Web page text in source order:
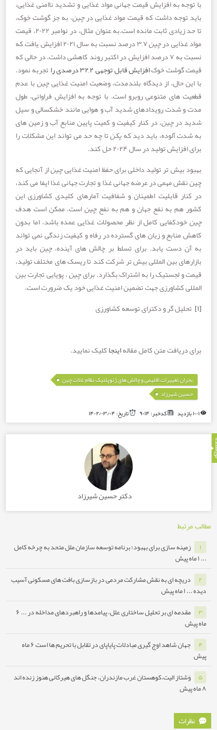
به افزایش قیمت جهانی مواد غذایی و تشدید ناامنی غذایی،
داشت که قیمت مواد غذایی درچین، به جز گوشت خوک،
تا حد زیادی ثابت مانده است.به عنوان مثال، در نوامبر ۲۰۲۲، قیمت
درچین
۳,۷ درصد نسبت به سال ۲۰۲۱ افزایش یافت که
نسبت به ۷ درصد افزایش در اکتبر روند کاهشی داشت، در حالی که
گوشت خوکافزایش قابل توجهی۳۲,۲ درصدی راتجربه نمود.
حال، از دیدگاه بلندمدت، وضعیت امنیت غذاییچین با عدم
های متنوعی روبرو است. با توجه به افزایش فراوانی، طول
شدت رویدادهای شدید آب و هوایی مانند خشکسالی و سیل
چین، در کنار کیفیت و کمیت پایین منابع آب و زمین های
آلوده، باید دید کهپکنتا چه حد می تواند این مشکلات را
تولید در سال ۲۰۲۴ حل کند.
بیش تر تولید داخلی برای حفظ امنیت غذاییچین از آنجایی که
مهمی در عرضه جهانی غذا و تجارت جهانی غذا ایفا می کند،
قابلیت اطمینان و شفافیت آمارهای کلیدی کشاورزی این
هم به نفع جهان و هم به نفعچیناست. ممکن است هدف
کامل از نظر محصولات غذایی عمده باشد، اما بدون
و زیان های گسترده در رفاه و کیفیت زندگی نمی تواند
دست یابد. برای تسلط بر چالش های آینده،چینباید در
بین المللی بیش تر شرکت کند تا ریسک های مختلف تولید،
لجستیک را به اشتراک بگذارد. برایچین، پویایی تجارت بین
کشاورزی جهت تضمین امنیت غذایی خود یک ضرورت است.
گر و دکترای توسعه کشاورزی
متن کامل مقاله اینجا کلیک نمایید.
تغییرات اقلیمی و چالش های ژئوپلتیک نظام غلات چین ,
شیرزاد
کدخبر: ۹۰۱۴ تاریخ: ۱۴۰۲/۰۳/۰۴
دکتر حسین شیرزاد
سازی برای بهبود؛ برنامه توسعه سازمان ملل متحد به چرخه کامل
ای به نقش مشارکت مردمی در بازسازی بافت های مسکونی آسیب
ای بر تحلیل ساختاری علل، پیامدها و راهبردهای مداخله در ... ۶
شاهد اوج گیری مبادلات پایاپای در تقابل با تحریم ها است ۶ ماه
الیت،کوهستان غرب مازندران، جنگل های هیرکانی هنوز زنده اند